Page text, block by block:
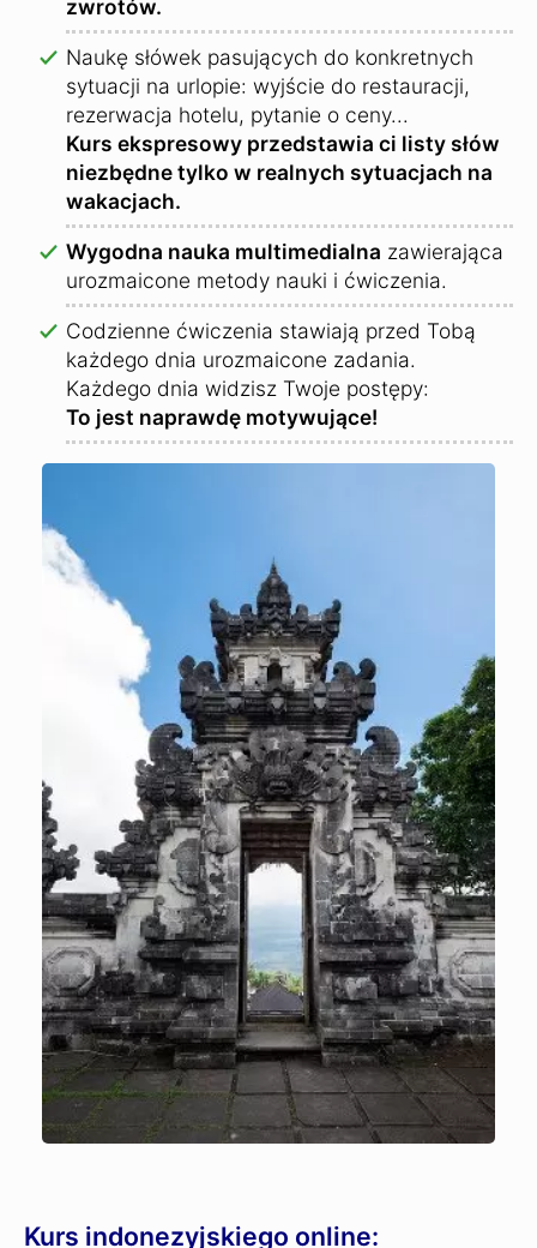
zwrotów.
Naukę słówek pasujących do konkretnych
sytuacji na urlopie: wyjście do restauracji,
rezerwacja hotelu, pytanie o ceny...
Kurs ekspresowy przedstawia ci listy słów
niezbędne tylko w realnych sytuacjach na
wakacjach.
Wygodna nauka multimedialna zawierająca
urozmaicone metody nauki i ćwiczenia.
Codzienne ćwiczenia stawiają przed Tobą
każdego dnia urozmaicone zadania.
Każdego dnia widzisz Twoje postępy:
To jest naprawdę motywujące!
Kurs indonezyjskiego online: